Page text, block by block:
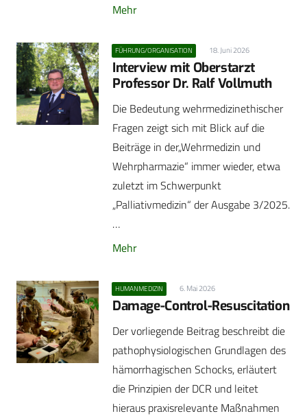
Mehr
FÜHRUNG/ORGANISATION 18. Juni 2026
Interview mit Oberstarzt
Professor Dr. Ralf Vollmuth
Die Bedeutung wehrmedizinethischer
Fragen zeigt sich mit Blick auf die
Beiträge in der„Wehrmedizin und
Wehrpharmazie“ immer wieder, etwa
zuletzt im Schwerpunkt
„Palliativmedizin“ der Ausgabe 3/2025.
…
Mehr
HUMANMEDIZIN 6. Mai 2026
Damage-Control-Resuscitation
Der vorliegende Beitrag beschreibt die
pathophysiologischen Grundlagen des
hämorrhagischen Schocks, erläutert
die Prinzipien der DCR und leitet
hieraus praxisrelevante Maßnahmen